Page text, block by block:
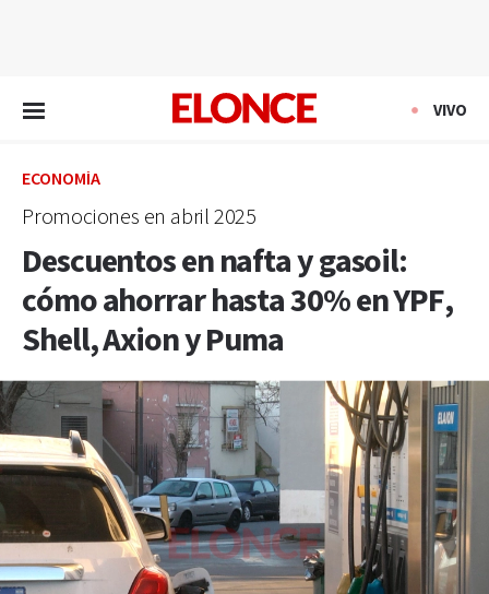
VIVO
ECONOMÍA
Promociones en abril 2025
Descuentos en nafta y gasoil:
cómo ahorrar hasta 30% en YPF,
Shell, Axion y Puma